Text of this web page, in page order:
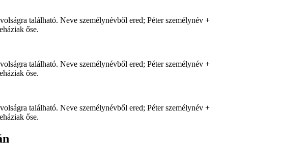
található. Neve személynévből ered; Péter személynév +
őse.
található. Neve személynévből ered; Péter személynév +
őse.
található. Neve személynévből ered; Péter személynév +
őse.